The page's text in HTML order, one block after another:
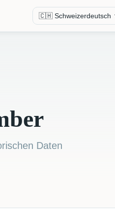
🇨🇭 Schweizerdeutsch
Daten